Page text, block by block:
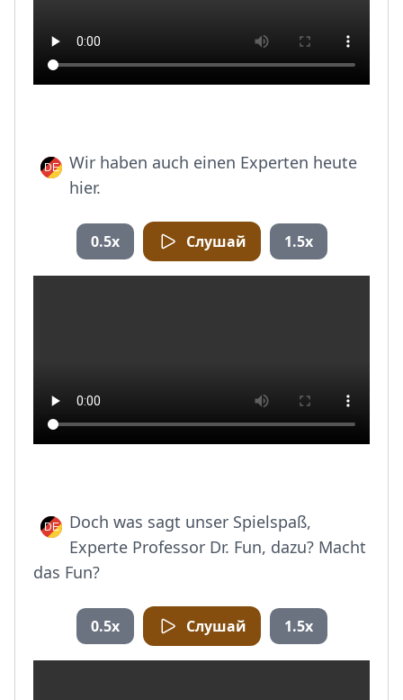
Wir haben auch einen Experten heute
hier.
0.5x Слушай 1.5x
Doch was sagt unser Spielspaß,
Experte Professor Dr. Fun, dazu? Macht
das Fun?
0.5x Слушай 1.5x